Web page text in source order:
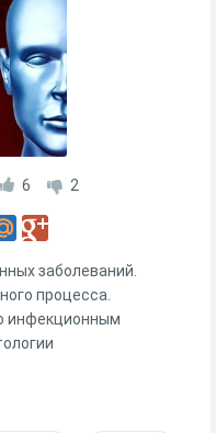
6 2
заболеваний.
процесса.
инфекционным